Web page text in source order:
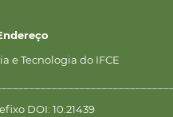
e Tecnologia do IFCE
DOI: 10.21439